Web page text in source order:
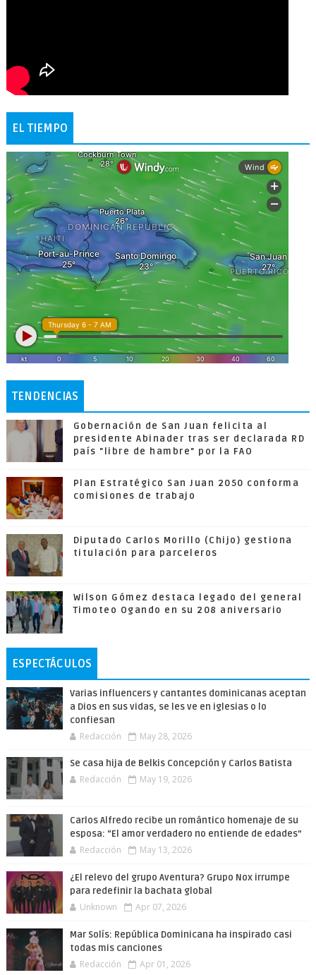
EL TIEMPO
TENDENCIAS
Gobernación de San Juan felicita al
presidente Abinader tras ser declarada RD
país "libre de hambre" por la FAO
Plan Estratégico San Juan 2050 conforma
comisiones de trabajo
Diputado Carlos Morillo (Chijo) gestiona
titulación para parceleros
Wilson Gómez destaca legado del general
Timoteo Ogando en su 208 aniversario
ESPECTÁCULOS
Varias influencers y cantantes dominicanas aceptan
a Dios en sus vidas, se les ve en iglesias o lo
confiesan
Redacción May 28, 2026
Se casa hija de Belkis Concepción y Carlos Batista
Redacción May 19, 2026
Carlos Alfredo recibe un romántico homenaje de su
esposa: “El amor verdadero no entiende de edades”
Redacción May 13, 2026
¿El relevo del grupo Aventura? Grupo Nox irrumpe
para redefinir la bachata global
Unknown Apr 07, 2026
Mar Solís: República Dominicana ha inspirado casi
todas mis canciones
Redacción Apr 01, 2026